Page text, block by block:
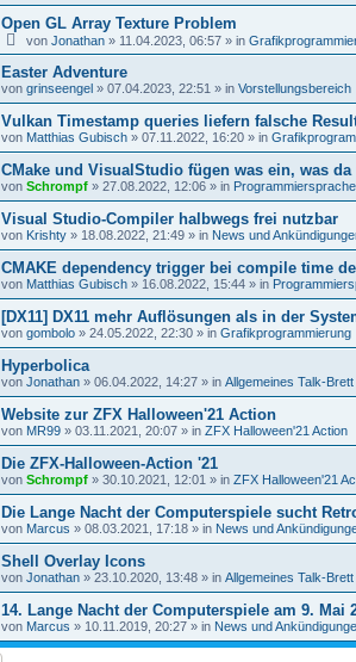
Open GL Array Texture Problem
von Jonathan » 11.04.2023, 06:57 » in
Easter Adventure
von grinseengel » 07.04.2023, 22:51 » in Vorstellungsbereich
Vulkan Timestamp queries liefern falsche
von Matthias Gubisch » 07.11.2022, 16:20 » in
CMake und VisualStudio fügen was ein, was da
von Schrompf » 27.08.2022, 12:06 » in
Visual Studio-Compiler halbwegs frei nutzbar
von Krishty » 18.08.2022, 21:49 » in News und
CMAKE dependency trigger bei compile time
von Matthias Gubisch » 16.08.2022, 15:44 » in
[DX11] DX11 mehr Auflösungen als in der
von gombolo » 24.05.2022, 22:30 » in Grafikprogrammierung
Hyperbolica
von Jonathan » 06.04.2022, 14:27 » in Allgemeines Talk-Brett
Website zur ZFX Halloween'21 Action
von MR99 » 03.11.2021, 20:07 » in ZFX Halloween'21 Action
Die ZFX-Halloween-Action '21
von Schrompf » 30.10.2021, 12:01 » in ZFX Halloween'21
Die Lange Nacht der Computerspiele sucht
von Marcus » 08.03.2021, 17:18 » in News und
Shell Overlay Icons
von Jonathan » 23.10.2020, 13:48 » in Allgemeines Talk-Brett
14. Lange Nacht der Computerspiele am 9. Mai
von Marcus » 10.11.2019, 20:27 » in News und